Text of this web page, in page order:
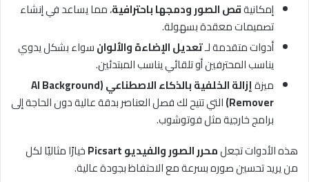
إمكانيةقص الصور ودمجها باحترافية، مما يساعد في إنشاء
تصميمات معقدة بسهولة.
أدوات متقدمة لـتعديل الإضاءة والألوانسواء بشكل يدوي
يناسب المحترفين أو تلقائي يناسب المبتدئين.
ميزة
إزالة الخلفية بالذكاء الاصطناعي (AI Background
Remover) التي تتيح لك فصل العناصر بدقة عالية دون الحاجة إلى
برامج خارجية مثل فوتوشوب.
هذه الأدوات تجعلمحرر الصور والفيديو Picsart
خيارًا مثاليًا لكل
من يريد تحسين صوره بسرعة مع الاحتفاظ بجودة عالية.